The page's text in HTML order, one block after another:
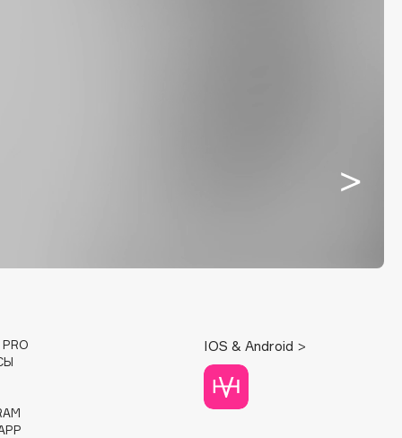
PRO
IOS & Android >